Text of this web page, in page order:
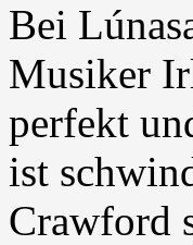
Bei
Musiker
perfekt
ist
Crawford